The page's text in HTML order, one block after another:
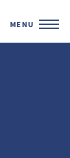
MENU